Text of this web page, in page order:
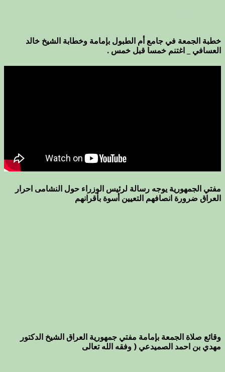
خطبة الجمعة في جامع أم الطبول بإمامة وخطابة الشيخ خالد
العسافي _ اغتنم خمسا قبل خمس .
مفتي الجمهورية يوجه رسالة لرئيس الوزراء حول النشامى احرار
العراق ضرورة انصافهم التعيين أسوة بأقرانهم
وقائع صلاة الجمعة بإمامة مفتي جمهورية العراق الشيخ الدكتور
مهدي بن احمد الصميدعي ( وفقه الله تعالى